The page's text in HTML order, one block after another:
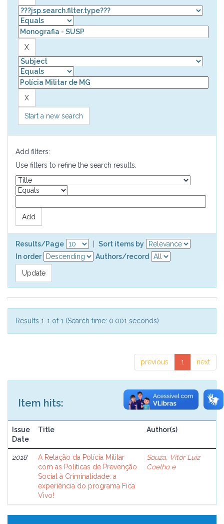
Start a new search
Add filters:
Use filters to refine the search results.
Results/Page
Sort items by
In order
Authors/record
Results 1-1 of 1 (Search time: 0.001 seconds).
previous 1 next
Item hits:
Issue
Date
Title Author(s)
2018
A Relação da Polícia Militar
com as Políticas de Prevenção
Social à Criminalidade: a
experiência do programa Fica
Vivo!
Souza, Vitor Luiz
Coelho e